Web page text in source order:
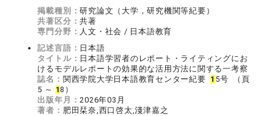
掲載種別：研究論文（大学，研究機関等紀要）
共著区分：共著
専門分野： 人文・社会 / 日本語教育
記述言語： 日本語
タイトル： 日本語学習者のレポート・ライティングにお
けるモデルレポートの効果的な活用方法に関する一考察
誌名： 関西学院大学日本語教育センター紀要 1 5号 （頁
5 ～ 18）
出版年月：2026年03月
著者： 肥田栞奈,西口啓太,淺津嘉之